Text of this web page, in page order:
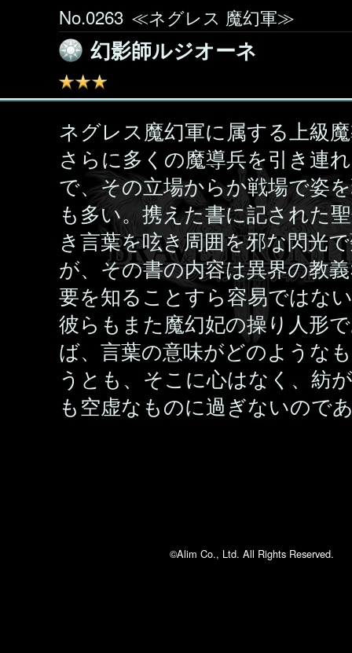
No.0263 ≪ネグレス 魔幻軍≫
幻影師ルジオーネ
ネグレス魔幻軍に属する上級
さらに多くの魔導兵を引き連
で、その立場からか戦場で姿
も多い。携えた書に記された
き言葉を呟き周囲を邪な閃光
が、その書の内容は異界の教
要を知ることすら容易ではな
彼らもまた魔幻妃の操り人形
ば、言葉の意味がどのような
うとも、そこに心はなく、紡
も空虚なものに過ぎないので
©Alim Co., Ltd. All Rights Reserved.